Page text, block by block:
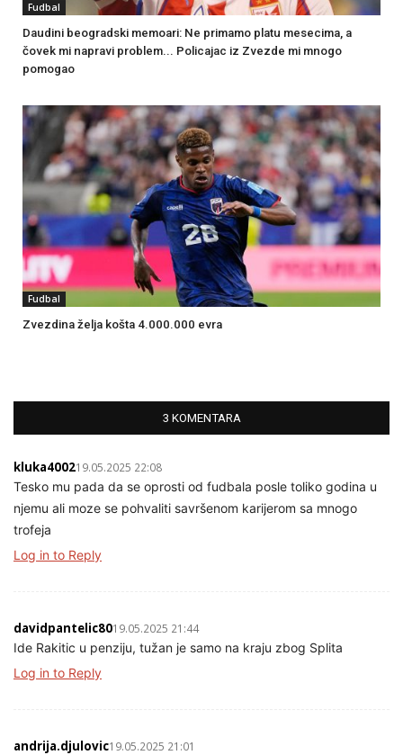
Fudbal
Daudini beogradski memoari: Ne primamo platu mesecima, a
čovek mi napravi problem... Policajac iz Zvezde mi mnogo
pomogao
Fudbal
Zvezdina želja košta 4.000.000 evra
3 KOMENTARA
kluka400219.05.2025 22:08
Tesko mu pada da se oprosti od fudbala posle toliko godina u
njemu ali moze se pohvaliti savršenom karijerom sa mnogo
trofeja
Log in to Reply
davidpantelic8019.05.2025 21:44
Ide Rakitic u penziju, tužan je samo na kraju zbog Splita
Log in to Reply
andrija.djulovic19.05.2025 21:01